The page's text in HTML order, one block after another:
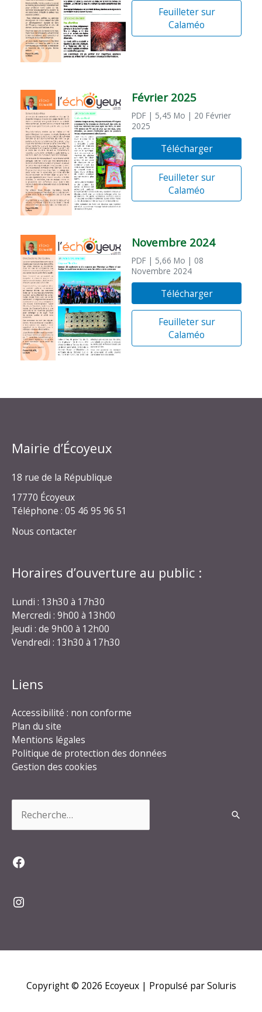
Feuilleter sur
Calaméo
Février 2025
PDF | 5,45 Mo | 20 Février
2025
Télécharger
Feuilleter sur
Calaméo
Novembre 2024
PDF | 5,66 Mo | 08
Novembre 2024
Télécharger
Feuilleter sur
Calaméo
Mairie d’Écoyeux
18 rue de la République
17770 Écoyeux
Téléphone : 05 46 95 96 51
Nous contacter
Horaires d’ouverture au public :
Lundi : 13h30 à 17h30
Mercredi : 9h00 à 13h00
Jeudi : de 9h00 à 12h00
Vendredi : 13h30 à 17h30
Liens
Accessibilité : non conforme
Plan du site
Mentions légales
Politique de protection des données
Gestion des cookies
Facebook
Instagram
Copyright © 2026 Ecoyeux| Propulsé par Soluris